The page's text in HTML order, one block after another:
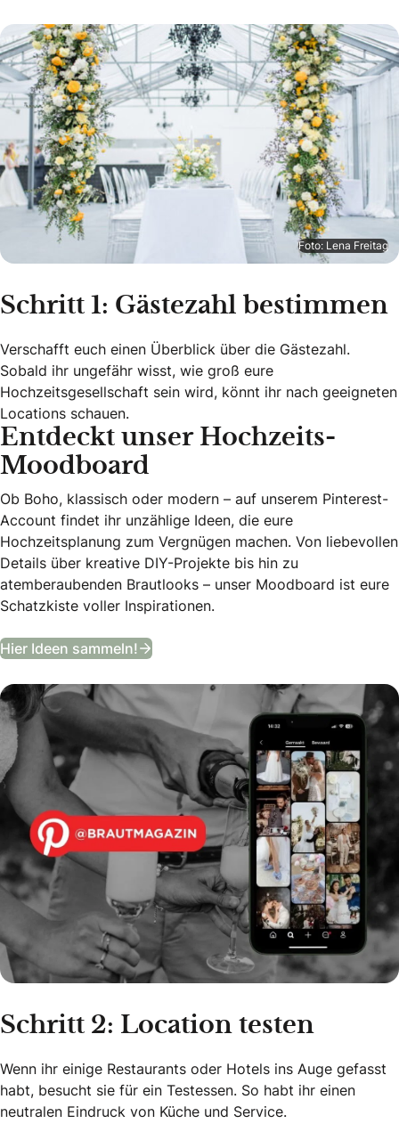
Foto: Lena Freitag
Schritt 1: Gästezahl bestimmen
Verschafft euch einen Überblick über die Gästezahl.
Sobald ihr ungefähr wisst, wie groß eure
Hochzeitsgesellschaft sein wird, könnt ihr nach geeigneten
Locations schauen.
Entdeckt unser Hochzeits-
Moodboard
Ob Boho, klassisch oder modern – auf unserem Pinterest-
Account findet ihr unzählige Ideen, die eure
Hochzeitsplanung zum Vergnügen machen. Von liebevollen
Details über kreative DIY-Projekte bis hin zu
atemberaubenden Brautlooks – unser Moodboard ist eure
Schatzkiste voller Inspirationen.
Hier Ideen sammeln! Entdeckt unser Hochzeits-
Schritt 2: Location testen
Wenn ihr einige Restaurants oder Hotels ins Auge gefasst
habt, besucht sie für ein Testessen. So habt ihr einen
neutralen Eindruck von Küche und Service.